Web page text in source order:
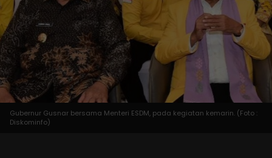
Gubernur Gusnar bersama Menteri ESDM, pada kegiatan kemarin. (Foto :
Diskominfo)